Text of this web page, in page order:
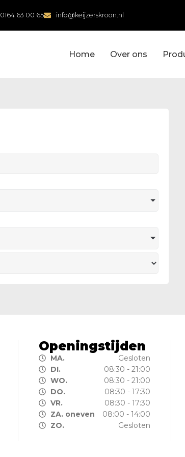
0164 63 00 65 info@keijzerskroon.nl
Home Over ons
Openingstijden
MA.
Gesloten
DI.
08:30 - 21:00
WO.
08:30 - 21:00
DO.
08:30 - 17:30
VR.
08:30 - 17:30
ZA. oneven
08:00 - 14:00
ZO.
Gesloten